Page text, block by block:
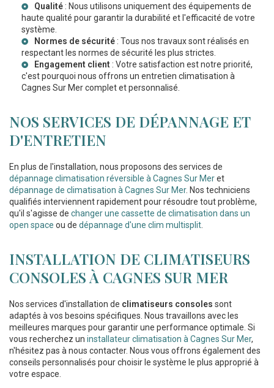
Qualité : Nous utilisons uniquement des équipements de
haute qualité pour garantir la durabilité et l'efficacité de votre
système.
Normes de sécurité : Tous nos travaux sont réalisés en
respectant les normes de sécurité les plus strictes.
Engagement client : Votre satisfaction est notre priorité,
c'est pourquoi nous offrons un entretien climatisation à
Cagnes Sur Mercomplet et personnalisé.
NOS SERVICES DE DÉPANNAGE ET
D'ENTRETIEN
En plus de l'installation, nous proposons des services de
dépannage climatisation réversible à Cagnes Sur Meret
dépannage de climatisation à Cagnes Sur Mer. Nos techniciens
qualifiés interviennent rapidement pour résoudre tout problème,
qu'il s'agisse de changer une cassette de climatisation dans un
open space ou de dépannage d'une clim multisplit
INSTALLATION DE CLIMATISEURS
CONSOLES À CAGNES SUR MER
Nos services d'installation de climatiseurs consoles sont
adaptés à vos besoins spécifiques. Nous travaillons avec les
meilleures marques pour garantir une performance optimale. Si
vous recherchez un installateur climatisation à Cagnes Sur Mer,
n'hésitez pas à nous contacter. Nous vous offrons également des
conseils personnalisés pour choisir le système le plus approprié à
votre espace.